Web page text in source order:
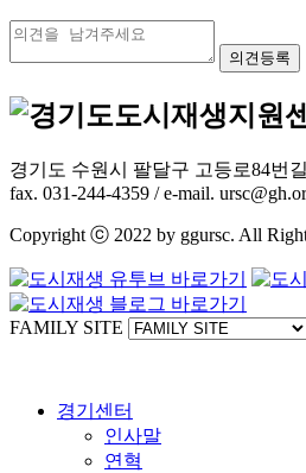
경기도 수원시 팔달구 고등로84번
fax. 031-244-4359 / e-mail.
Copyright ⓒ 2022 by ggursc. All
FAMILY SITE
경기센터
인사말
연혁